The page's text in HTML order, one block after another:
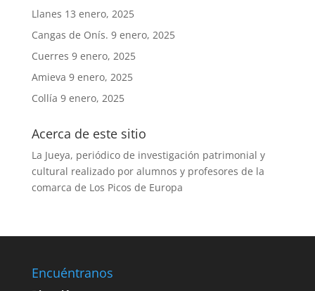
Llanes 13 enero, 2025
Cangas de Onís. 9 enero, 2025
Cuerres 9 enero, 2025
Amieva 9 enero, 2025
Collía 9 enero, 2025
Acerca de este sitio
La Jueya, periódico de investigación patrimonial y
cultural realizado por alumnos y profesores de la
comarca de Los Picos de Europa
Encuéntranos